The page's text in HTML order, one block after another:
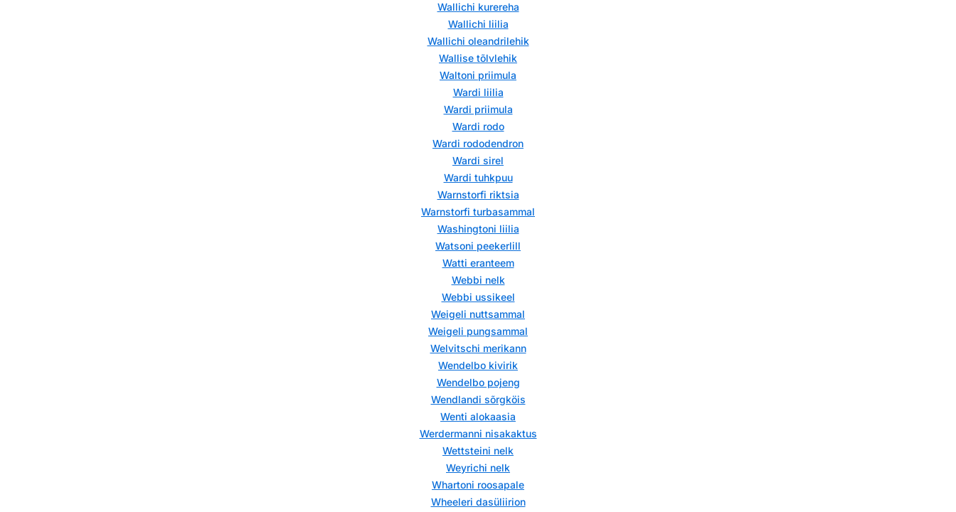
Wallichi kurereha
Wallichi liilia
Wallichi oleandrilehik
Wallise tõlvlehik
Waltoni priimula
Wardi liilia
Wardi priimula
Wardi rodo
Wardi rododendron
Wardi sirel
Wardi tuhkpuu
Warnstorfi riktsia
Warnstorfi turbasammal
Washingtoni liilia
Watsoni peekerlill
Watti eranteem
Webbi nelk
Webbi ussikeel
Weigeli nuttsammal
Weigeli pungsammal
Welvitschi merikann
Wendelbo kivirik
Wendelbo pojeng
Wendlandi sõrgköis
Wenti alokaasia
Werdermanni nisakaktus
Wettsteini nelk
Weyrichi nelk
Whartoni roosapale
Wheeleri dasüliirion